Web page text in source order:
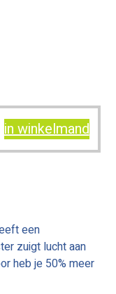
in winkelmand
een
zuigt lucht aan
heb je 50% meer